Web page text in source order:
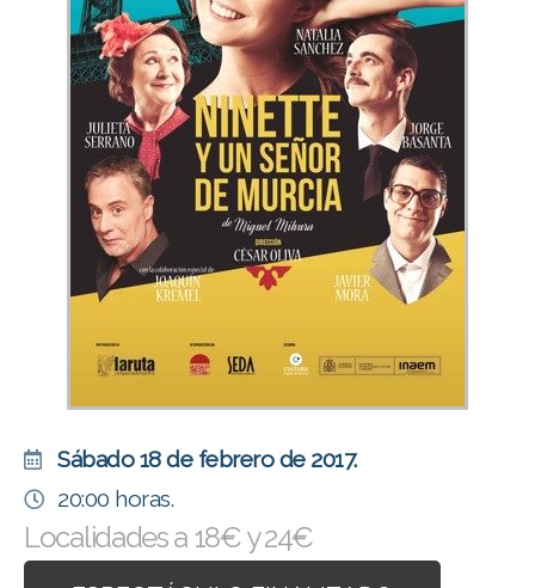
Sábado 18 de febrero de 2017.
20:00 horas.
Localidades a 18€ y 24€